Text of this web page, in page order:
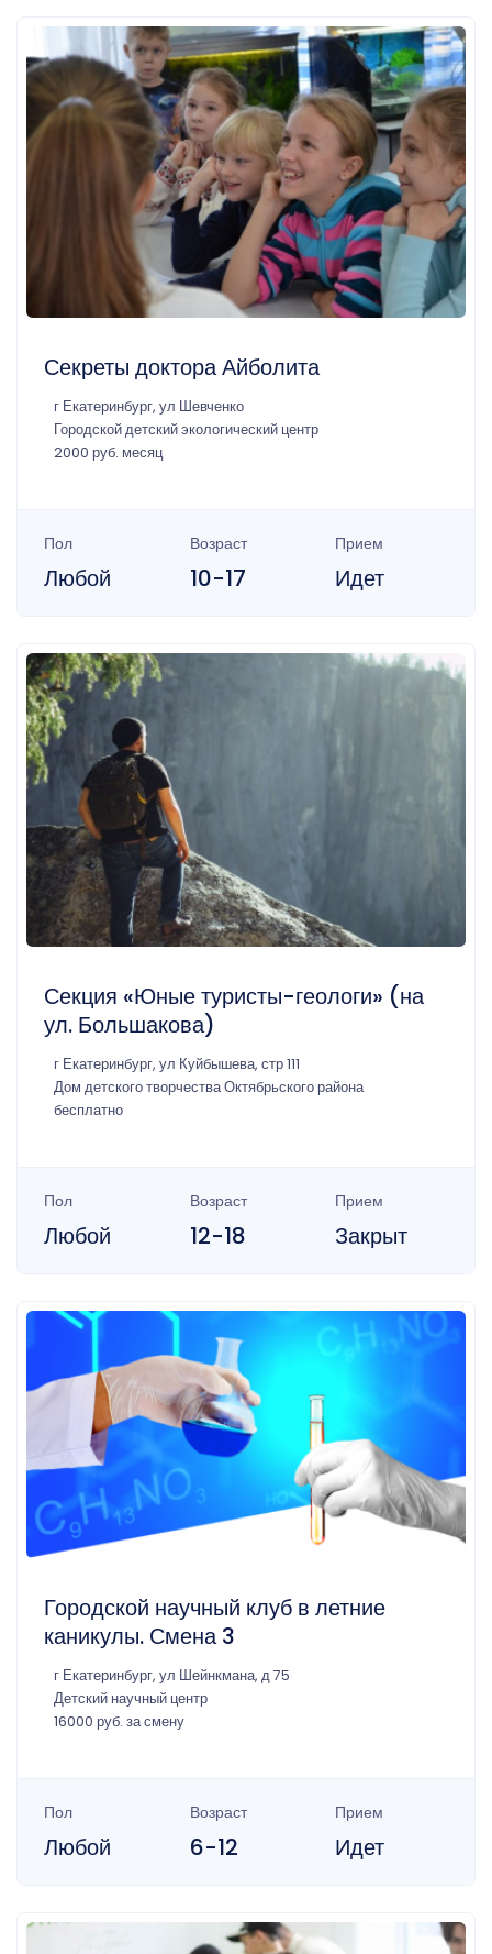
Секреты доктора Айболита
г Екатеринбург, ул Шевченко
Городской детский экологический центр
2000 руб. месяц
Пол
Любой
Возраст
10-17
Прием
Идет
Секция «Юные туристы-геологи» (на
ул. Большакова)
г Екатеринбург, ул Куйбышева, стр 111
Дом детского творчества Октябрьского района
бесплатно
Пол
Любой
Возраст
12-18
Прием
Закрыт
Городской научный клуб в летние
каникулы. Смена 3
г Екатеринбург, ул Шейнкмана, д 75
Детский научный центр
16000 руб. за смену
Пол
Любой
Возраст
6-12
Прием
Идет